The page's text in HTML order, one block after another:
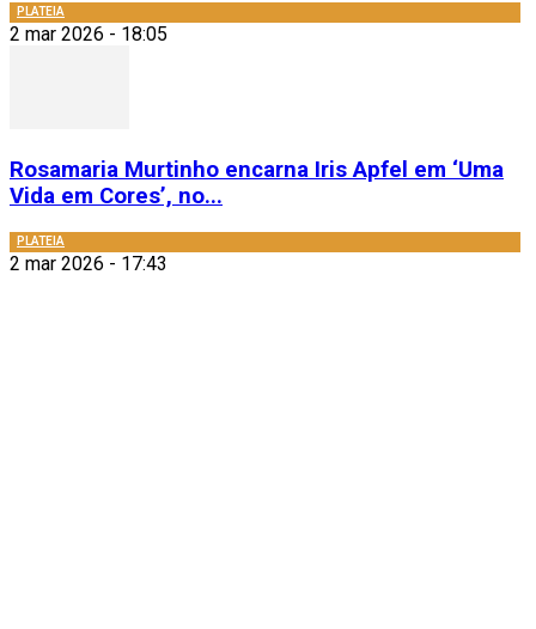
PLATEIA
2 mar 2026 - 18:05
Rosamaria Murtinho encarna Iris Apfel em ‘Uma
Vida em Cores’, no...
PLATEIA
2 mar 2026 - 17:43